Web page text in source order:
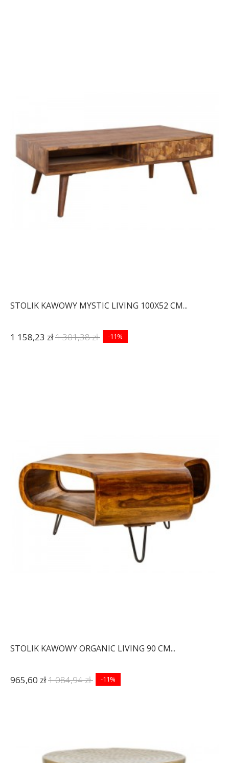
STOLIK KAWOWY MYSTIC LIVING 100X52 CM...
1 158,23 zł1 301,38 zł -11%
STOLIK KAWOWY ORGANIC LIVING 90 CM...
965,60 zł1 084,94 zł -11%